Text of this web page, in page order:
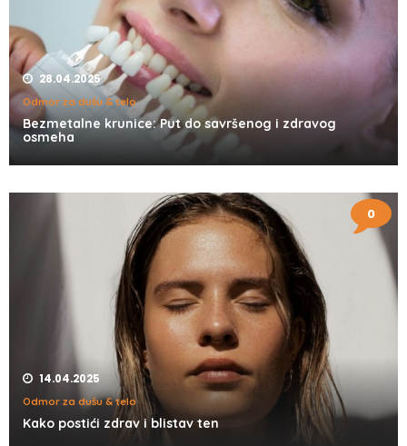
28.04.2025
Odmor za dušu & telo
Bezmetalne krunice: Put do savršenog i zdravog
osmeha
0
14.04.2025
Odmor za dušu & telo
Kako postići zdrav i blistav ten